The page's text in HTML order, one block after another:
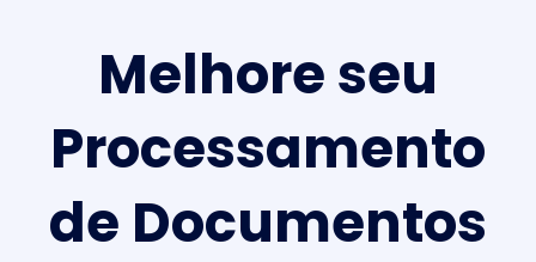
Melhore seu
Processamento
de Documentos